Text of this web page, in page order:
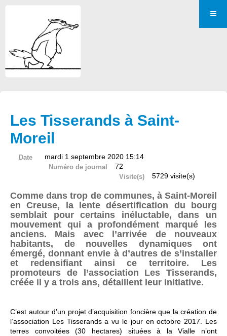
Les Tisserands à Saint-
Moreil
Date mardi 1 septembre 2020 15:14
Numéro de journal 72
Visite(s) 5729 visite(s)
Comme dans trop de communes, à Saint-Moreil
en Creuse, la lente désertification du bourg
semblait pour certains inéluctable, dans un
mouvement qui a profondément marqué les
anciens. Mais avec l’arrivée de nouveaux
habitants, de nouvelles dynamiques ont
émergé, donnant envie à d’autres de s’installer
et redensifiant ainsi ce territoire. Les
promoteurs de l’association Les Tisserands,
créée il y a trois ans, détaillent leur initiative.
C’est autour d’un projet d’acquisition foncière que la création de
l’association Les Tisserands a vu le jour en octobre 2017. Les
terres convoitées (30 hectares) situées à la Vialle n’ont